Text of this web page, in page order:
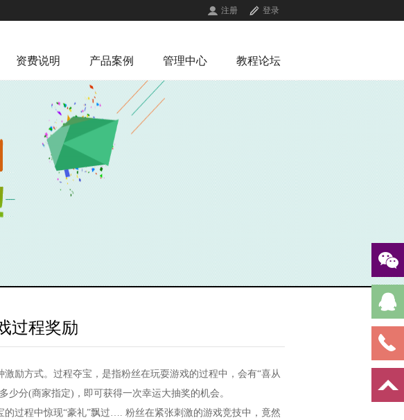
注册 登录
资费说明 产品案例 管理中心 教程论坛
过程奖励
励方式。过程夺宝，是指粉丝在玩耍游戏的过程中，会有“喜从
少分(商家指定)，即可获得一次幸运大抽奖的机会。
的过程中惊现“豪礼”飘过…. 粉丝在紧张刺激的游戏竞技中，竟然